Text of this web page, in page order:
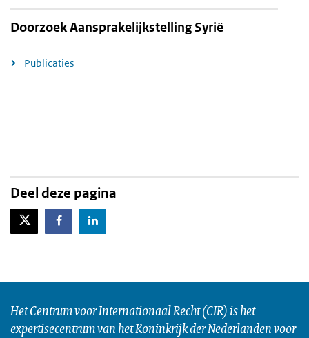
Doorzoek Aansprakelijkstelling Syrië
Publicaties
Deel deze pagina
X-TwitterFacebookLinkedIn
Het Centrum voor Internationaal Recht (CIR) is het
expertisecentrum van het Koninkrijk der Nederlanden voor